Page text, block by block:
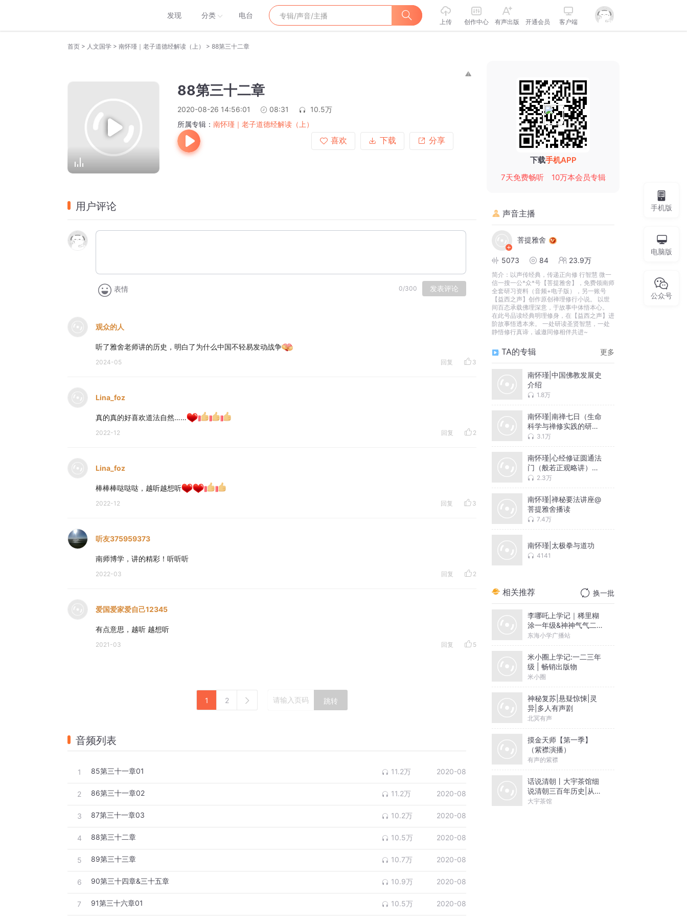
发现 分类 电台
上传 创作中心 有声出版 开通会员 客户端
首页 > 人文国学 > 南怀瑾｜老子道德经解读（上） > 88第三十二章
88第三十二章
2020-08-26 14:56:01 08:31
10.5万
所属专辑： 南怀瑾｜老子道德经解读（上）
喜欢
下载 分享
用户评论
表情 0/300 发表评论
观众的人
听了雅舍老师讲的历史，明白了为什么中国不轻易发动战争
2024-05 回复 3
Lina_foz
真的真的好喜欢道法自然……
2022-12 回复 2
Lina_foz
棒棒棒哒哒哒，越听越想听
2022-12 回复 3
听友375959373
南师博学，讲的精彩！听听听
2022-03 回复 2
爱国爱家爱自己12345
有点意思，越听 越想听
2021-03 回复 5
1 2 跳转
音频列表
1 85第三十一章01 11.2万 2020-08
2 86第三十一章02 11.2万 2020-08
3 87第三十一章03 10.2万 2020-08
4 88第三十二章 10.5万 2020-08
5 89第三十三章 10.7万 2020-08
6 90第三十四章&三十五章 10.9万 2020-08
7 91第三十六章01 10.5万 2020-08
下载手机APP
7天免费畅听
10万本会员专辑
声音主播
菩提雅舍
5073 84 23.9万
简介： 以声传经典，传递正向修 行智慧 微一
信一搜一公*众*号【菩提雅舍】，免费领南师
全套研习资料（音频+电子版），另一账号
【益西之声】创作原创禅理修行小说。 以世
间百态承载佛理深意，于故事中体悟本心。
在此号品读经典明理修身，在【益西之声】进
阶故事悟透本来。 一处研读圣贤智慧，一处
静悟修行真谛，诚邀同修相伴共进~
TA的专辑 更多
南怀瑾|中国佛教发展史
介绍
1.8万
南怀瑾|南禅七日（生命
科学与禅修实践的研
究）3.1万
南怀瑾|心经修证圆通法
门（般若正观略讲）附
南师原音
2.3万
南怀瑾|禅秘要法讲座@
菩提雅舍播读
7.4万
南怀瑾|太极拳与道功
4141
相关推荐 换一批
李哪吒上学记｜稀里糊
涂一年级&神神气气二年
级
东海小学广播站
米小圈上学记:一二三年
级 | 畅销出版物
米小圈
神秘复苏|悬疑惊悚|灵
异|多人有声剧
北冥有声
摸金天师【第一季】
（紫襟演播）
有声的紫襟
话说清朝丨大宇茶馆细
说清朝三百年历史|从努
尔哈赤到末代皇帝溥仪|
大宇茶馆
手机版
电脑版
公众号